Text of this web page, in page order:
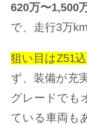
620万〜1,500
で、走行3万
狙い目はZ51
ず、装備が充
グレードでも
ている車両も